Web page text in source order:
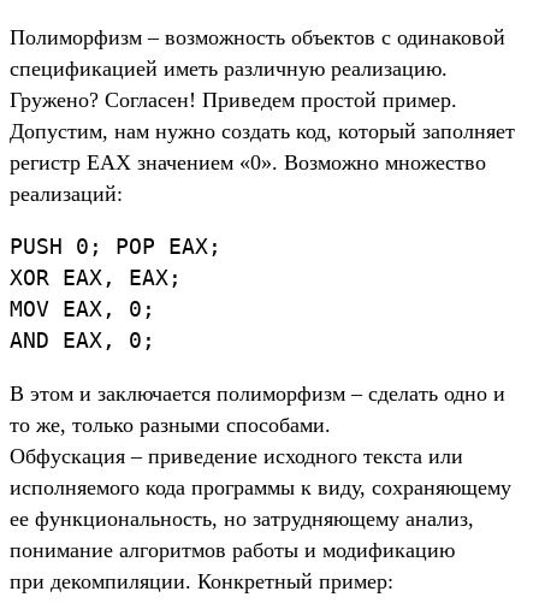
Полиморфизм – возможность объектов с одинаковой
спецификацией иметь различную реализацию.
Гружено? Согласен! Приведем простой пример.
Допустим, нам нужно создать код, который заполняет
регистр EAX значением «0». Возможно множество
реализаций:
PUSH 0; POP EAX;
XOR EAX, EAX;
MOV EAX, 0;
AND EAX, 0;
В этом и заключается полиморфизм – сделать одно и
то же, только разными способами.
Обфускация – приведение исходного текста или
исполняемого кода программы к виду, сохраняющему
ее функциональность, но затрудняющему анализ,
понимание алгоритмов работы и модификацию
при декомпиляции. Конкретный пример: